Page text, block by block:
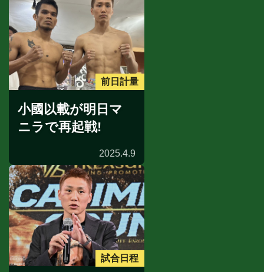
前日計量
小國以載が明日マ
ニラで再起戦!
2025.4.9
試合日程